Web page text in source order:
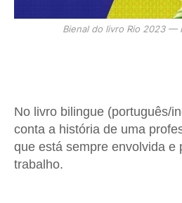
Bienal do livro Rio 2023 —
No livro bilingue (português/
conta a história de uma
que está sempre envolvida e
trabalho.